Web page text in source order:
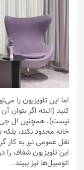
اما این تلویزیون را
کنید (البته اگر بتوان
نیست). همچنین ال جی
خانه محدود نکند،
نقل عمومی نیز به کار
این تلویزیون شفاف
اتومبیل‌ها نیز ببیند.